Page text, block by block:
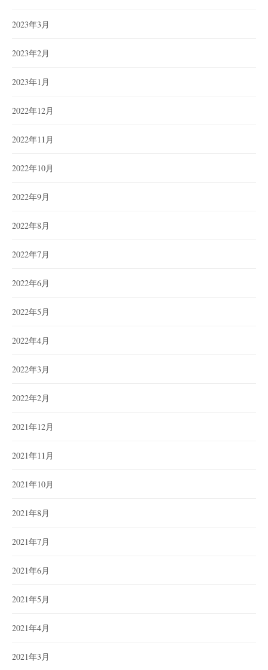
2023年3月
2023年2月
2023年1月
2022年12月
2022年11月
2022年10月
2022年9月
2022年8月
2022年7月
2022年6月
2022年5月
2022年4月
2022年3月
2022年2月
2021年12月
2021年11月
2021年10月
2021年8月
2021年7月
2021年6月
2021年5月
2021年4月
2021年3月